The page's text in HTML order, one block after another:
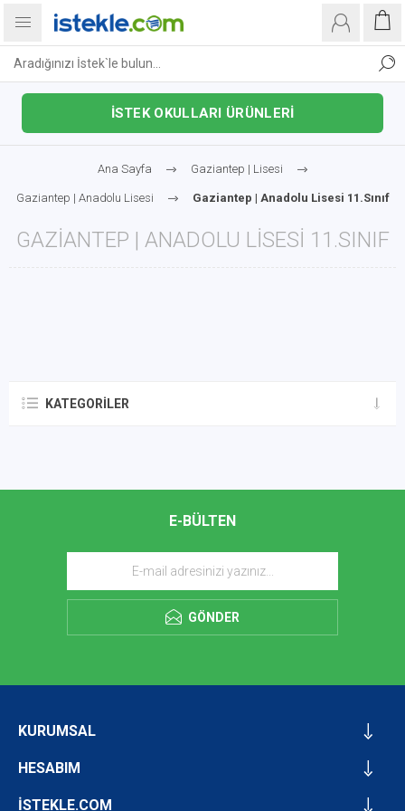
İSTEK OKULLARI ÜRÜNLERİ
Ana Sayfa Gaziantep | Lisesi
Gaziantep | Anadolu Lisesi Gaziantep | Anadolu Lisesi 11.Sınıf
GAZIANTEP | ANADOLU LISESI 11.SINIF
KATEGORILER
E-BÜLTEN
GÖNDER
KURUMSAL
HESABIM
İSTEKLE.COM